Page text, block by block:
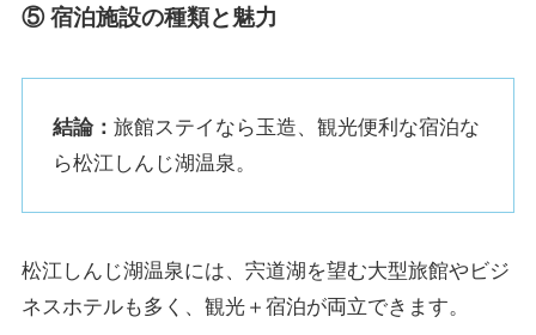
⑤ 宿泊施設の種類と魅力
結論：旅館ステイなら玉造、観光便利な宿泊な
ら松江しんじ湖温泉。
松江しんじ湖温泉には、宍道湖を望む大型旅館やビジ
ネスホテルも多く、観光＋宿泊が両立できます。